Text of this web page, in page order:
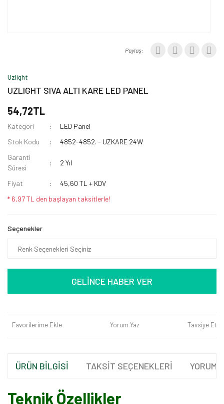
Paylaş:
Uzlight
UZLIGHT SIVA ALTI KARE LED PANEL
54,72TL
Kategori
LED Panel
Stok Kodu
4852-4852. - UZKARE 24W
Garanti
Süresi
2 Yıl
Fiyat
45,60 TL + KDV
* 6,97 TL den başlayan taksitlerle!
Seçenekler
GELİNCE HABER VER
Favorilerime Ekle Yorum Yaz Tavsiye Et
ÜRÜN BİLGİSİ TAKSİT SEÇENEKLERİ
Teknik Özellikler